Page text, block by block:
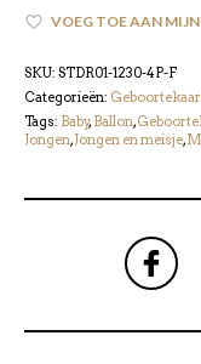
VOEG TOE AAN
SKU: STDR01-1230-4P-F
Categorieën:
Tags: Baby, Ballon,
Jongen,Jongen en meisje,